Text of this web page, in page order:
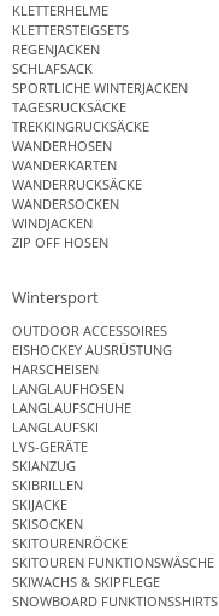
KLETTERHELME
KLETTERSTEIGSETS
REGENJACKEN
SCHLAFSACK
SPORTLICHE WINTERJACKEN
TAGESRUCKSÄCKE
TREKKINGRUCKSÄCKE
WANDERHOSEN
WANDERKARTEN
WANDERRUCKSÄCKE
WANDERSOCKEN
WINDJACKEN
ZIP OFF HOSEN
Wintersport
OUTDOOR ACCESSOIRES
EISHOCKEY AUSRÜSTUNG
HARSCHEISEN
LANGLAUFHOSEN
LANGLAUFSCHUHE
LANGLAUFSKI
LVS-GERÄTE
SKIANZUG
SKIBRILLEN
SKIJACKE
SKISOCKEN
SKITOURENRÖCKE
SKITOUREN FUNKTIONSWÄSCHE
SKIWACHS & SKIPFLEGE
SNOWBOARD FUNKTIONSSHIRTS